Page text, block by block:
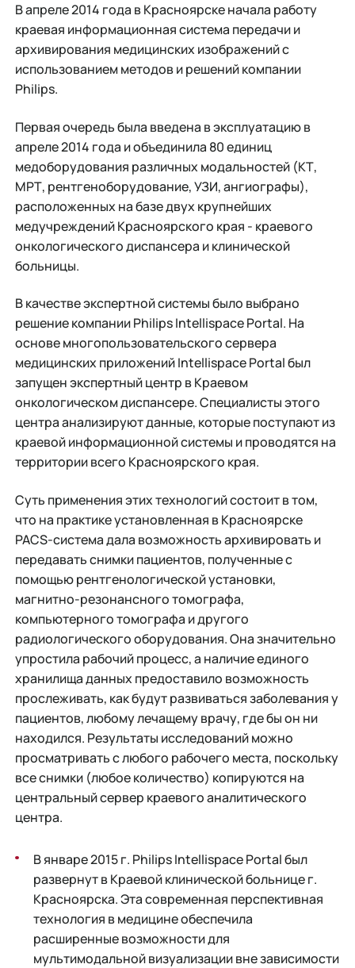
В апреле 2014 года в Красноярске начала работу
краевая информационная система передачи и
архивирования медицинских изображений с
использованием методов и решений компании
Philips.
Первая очередь была введена в эксплуатацию в
апреле 2014 года и объединила 80 единиц
медоборудования различных модальностей (КТ,
МРТ, рентгеноборудование, УЗИ, ангиографы),
расположенных на базе двух крупнейших
медучреждений Красноярского края - краевого
онкологического диспансера и клинической
больницы.
В качестве экспертной системы было выбрано
решение компании Philips Intellispace Portal. На
основе многопользовательского сервера
медицинских приложений Intellispace Portal был
запущен экспертный центр в Краевом
онкологическом диспансере. Специалисты этого
центра анализируют данные, которые поступают из
краевой информационной системы и проводятся на
территории всего Красноярского края.
Суть применения этих технологий состоит в том,
что на практике установленная в Красноярске
PACS-система дала возможность архивировать и
передавать снимки пациентов, полученные с
помощью рентгенологической установки,
магнитно-резонансного томографа,
компьютерного томографа и другого
радиологического оборудования. Она значительно
упростила рабочий процесс, а наличие единого
хранилища данных предоставило возможность
прослеживать, как будут развиваться заболевания у
пациентов, любому лечащему врачу, где бы он ни
находился. Результаты исследований можно
просматривать с любого рабочего места, поскольку
все снимки (любое количество) копируются на
центральный сервер краевого аналитического
центра.
В январе 2015 г. Philips Intellispace Portal был
развернут в Краевой клинической больнице г.
Красноярска. Эта современная перспективная
технология в медицине обеспечила
расширенные возможности для
мультимодальной визуализации вне зависимости